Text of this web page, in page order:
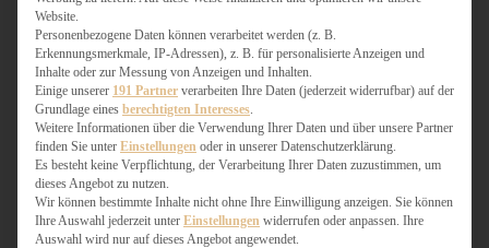
TÖRTCHEN
VEGAN SÜSS
WEIHNACHTSBÄCKEREI
HERZHAFT
BURGER & SANDWICHES
FIX AUF DEM TISCH
Website.
Personenbezogene Daten können verarbeitet werden (z. B.
Erkennungsmerkmale, IP-Adressen), z. B. für personalisierte Anzeigen und
Inhalte oder zur Messung von Anzeigen und Inhalten.
Einige unserer 191 Partner verarbeiten Ihre Daten (jederzeit widerrufbar) auf der
Grundlage eines berechtigten Interesses
Weitere Informationen über die Verwendung Ihrer Daten und über unsere Partner
finden Sie unter Einstellungen oder in unserer Datenschutzerklärung.
Es besteht keine Verpflichtung, der Verarbeitung Ihrer Daten zuzustimmen, um
dieses Angebot zu nutzen.
Wir können bestimmte Inhalte nicht ohne Ihre Einwilligung anzeigen. Sie können
Ihre Auswahl jederzeit unter Einstellungen widerrufen oder anpassen. Ihre
Auswahl wird nur auf dieses Angebot angewendet.